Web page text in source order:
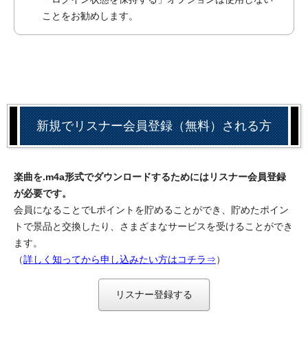
ことをお勧めします。
新規でリスナー会員登録（無料）される方
楽曲を.m4a形式でダウンロードするためにはリスナー会員登録
が必要です。
会員になることでLポイントを貯めることができ、貯めたポイン
トで景品と交換したり、さまざまなサービスを受けることができ
ます。
（詳しく知ってから申し込みたい方はコチラ⇒）
リスナー登録する